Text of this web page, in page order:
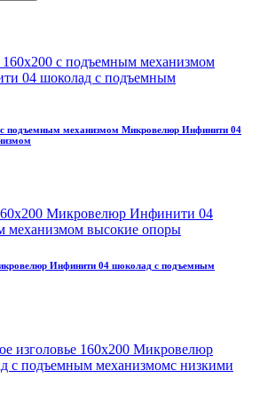
с подъемным механизмом Микровелюр Инфинити 04
Инфинити 04 шоколад с подъемным